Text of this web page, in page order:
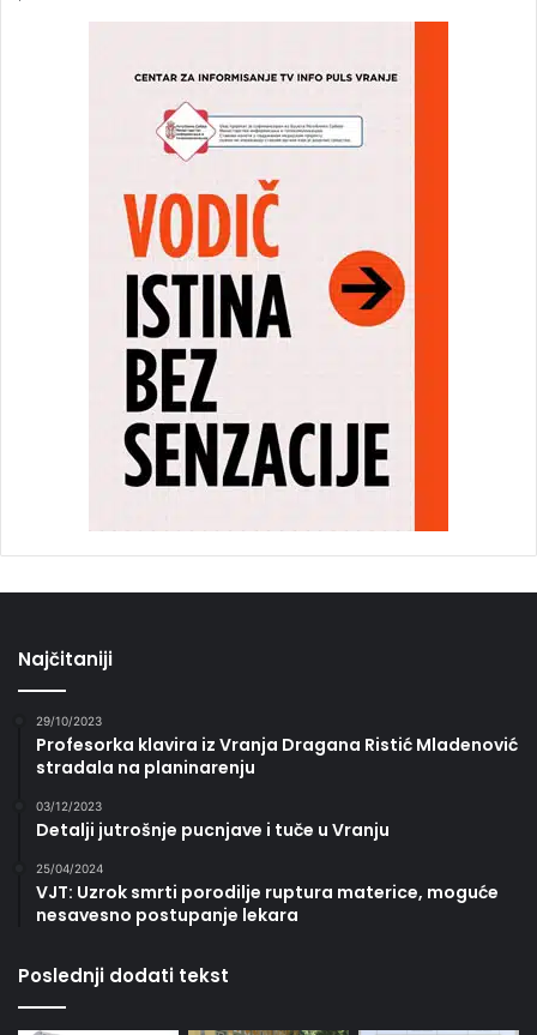
Najčitaniji
29/10/2023
Profesorka klavira iz Vranja Dragana Ristić Mladenović
stradala na planinarenju
03/12/2023
Detalji jutrošnje pucnjave i tuče u Vranju
25/04/2024
VJT: Uzrok smrti porodilje ruptura materice, moguće
nesavesno postupanje lekara
Poslednji dodati tekst